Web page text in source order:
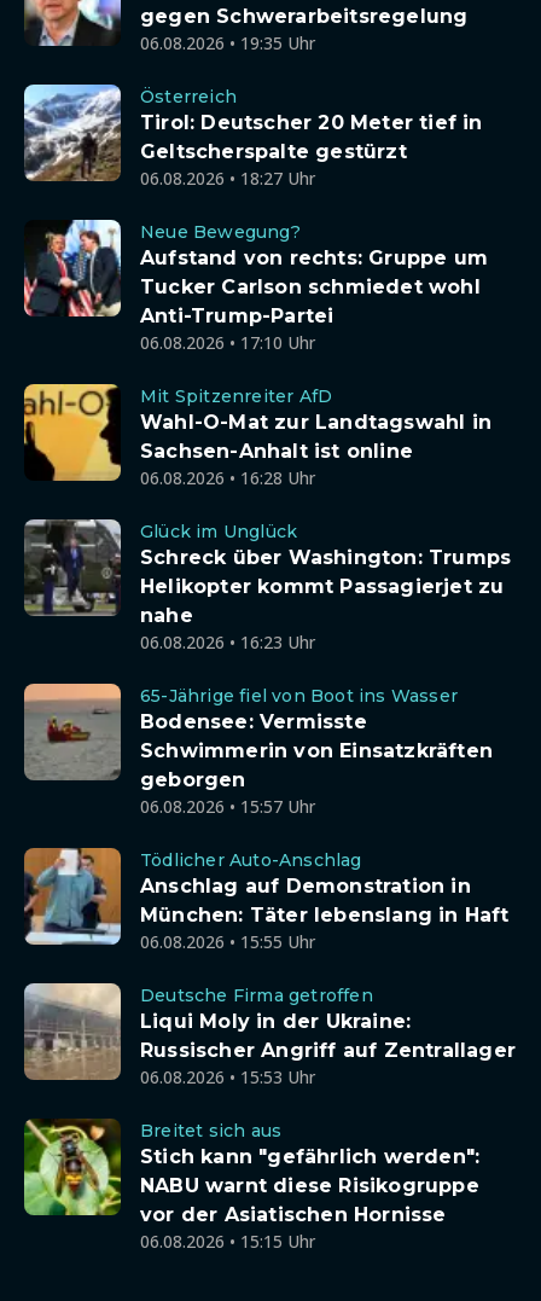
gegen Schwerarbeitsregelung
06.08.2026 • 19:35 Uhr
Österreich
Tirol: Deutscher 20 Meter tief in
Geltscherspalte gestürzt
06.08.2026 • 18:27 Uhr
Neue Bewegung?
Aufstand von rechts: Gruppe um
Tucker Carlson schmiedet wohl
Anti-Trump-Partei
06.08.2026 • 17:10 Uhr
Mit Spitzenreiter AfD
Wahl-O-Mat zur Landtagswahl in
Sachsen-Anhalt ist online
06.08.2026 • 16:28 Uhr
Glück im Unglück
Schreck über Washington: Trumps
Helikopter kommt Passagierjet zu
nahe
06.08.2026 • 16:23 Uhr
65-Jährige fiel von Boot ins Wasser
Bodensee: Vermisste
Schwimmerin von Einsatzkräften
geborgen
06.08.2026 • 15:57 Uhr
Tödlicher Auto-Anschlag
Anschlag auf Demonstration in
München: Täter lebenslang in Haft
06.08.2026 • 15:55 Uhr
Deutsche Firma getroffen
Liqui Moly in der Ukraine:
Russischer Angriff auf Zentrallager
06.08.2026 • 15:53 Uhr
Breitet sich aus
Stich kann "gefährlich werden":
NABU warnt diese Risikogruppe
vor der Asiatischen Hornisse
06.08.2026 • 15:15 Uhr